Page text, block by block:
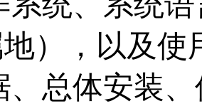
），以及
、总体安装